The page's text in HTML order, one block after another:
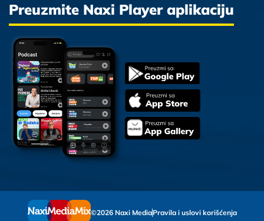
Preuzmite Naxi Player aplikaciju
©2026 Naxi MediaPravila i uslovi korišćenja